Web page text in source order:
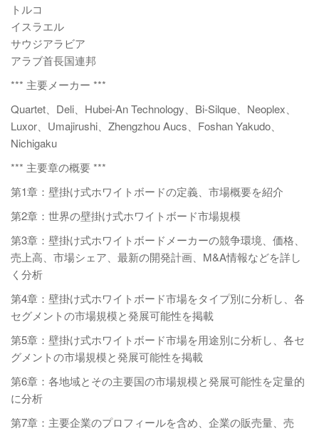
トルコ
イスラエル
サウジアラビア
アラブ首長国連邦
*** 主要メーカー ***
Quartet、Deli、Hubei-An Technology、Bi-Silque、Neoplex、
Luxor、Umajirushi、Zhengzhou Aucs、Foshan Yakudo、
Nichigaku
*** 主要章の概要 ***
第1章：壁掛け式ホワイトボードの定義、市場概要を紹介
第2章：世界の壁掛け式ホワイトボード市場規模
第3章：壁掛け式ホワイトボードメーカーの競争環境、価格、
売上高、市場シェア、最新の開発計画、M&A情報などを詳し
く分析
第4章：壁掛け式ホワイトボード市場をタイプ別に分析し、各
セグメントの市場規模と発展可能性を掲載
第5章：壁掛け式ホワイトボード市場を用途別に分析し、各セ
グメントの市場規模と発展可能性を掲載
第6章：各地域とその主要国の市場規模と発展可能性を定量的
に分析
第7章：主要企業のプロフィールを含め、企業の販売量、売